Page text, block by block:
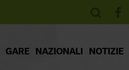
GARE NAZIONALI NOTIZIE